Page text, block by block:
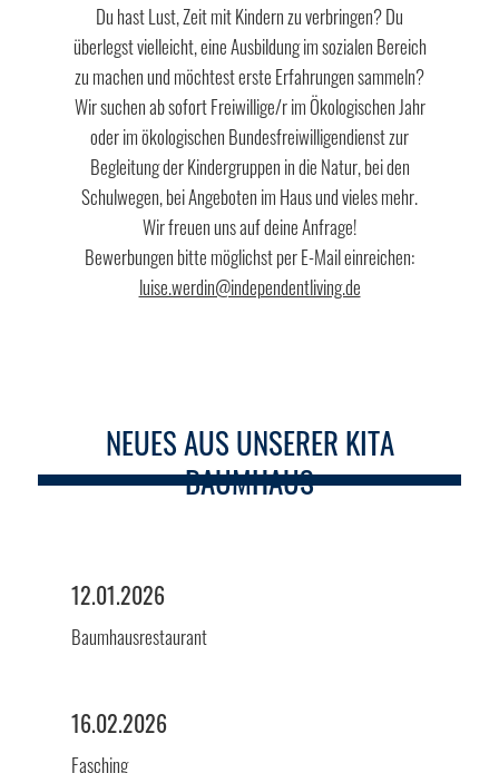
Du hast Lust, Zeit mit Kindern zu verbringen? Du
überlegst vielleicht, eine Ausbildung im sozialen Bereich
zu machen und möchtest erste Erfahrungen sammeln?
Wir suchen ab sofort Freiwillige/r im Ökologischen Jahr
oder im ökologischen Bundesfreiwilligendienst zur
Begleitung der Kindergruppen in die Natur, bei den
Schulwegen, bei Angeboten im Haus und vieles mehr.
Wir freuen uns auf deine Anfrage!
Bewerbungen bitte möglichst per E-Mail einreichen:
luise.werdin@independentliving.de
NEUES AUS UNSERER KITA
BAUMHAUS
12.01.2026
Baumhausrestaurant
16.02.2026
Fasching